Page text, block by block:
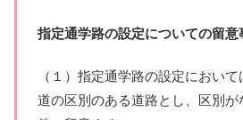
指定通学路の設定についての留意
（１）指定通学路の設定におい
道の区別のある道路とし、区別